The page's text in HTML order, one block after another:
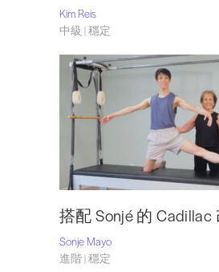
Kim Reis
中級 | 穩定
搭配 Sonjé 的 Cadillac
Sonje Mayo
進階 | 穩定